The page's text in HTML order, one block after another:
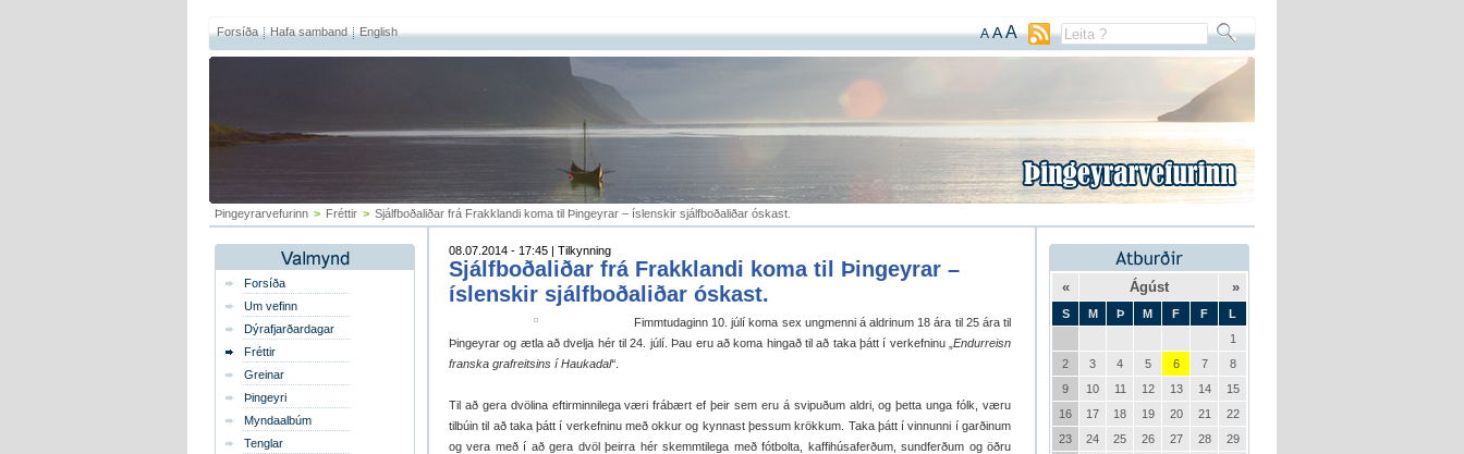
Forsíða Hafa samband English A AA
Þingeyrarvefurinn > Fréttir > Sjálfboðaliðar frá Frakklandi koma til Þingeyrar – íslenskir sjálfboðaliðar óskast.
Forsíða
Um vefinn
Dýrafjarðardagar
Fréttir
Greinar
Þingeyri
Myndaalbúm
Tenglar
08.07.2014 - 17:45 | Tilkynning
Sjálfboðaliðar frá Frakklandi koma til Þingeyrar –
íslenskir sjálfboðaliðar óskast.
Fimmtudaginn 10. júlí koma sex ungmenni á aldrinum 18 ára til 25 ára til
Þingeyrar og ætla að dvelja hér til 24. júlí. Þau eru að koma hingað til að taka þátt í verkefninu „ Endurreisn
franska grafreitsins í Haukadal“
Til að gera dvölina eftirminnilega væri frábært ef þeir sem eru á svipuðum aldri, og þetta unga fólk, væru
tilbúin til að taka þátt í verkefninu með okkur og kynnast þessum krökkum. Taka þátt í vinnunni í garðinum
og vera með í að gera dvöl þeirra hér skemmtilega með fótbolta, kaffihúsaferðum, sundferðum og öðru
« Ágúst »
S M Þ M F F
L
1
2
3 4 5 6 7
8
9
10 11 12 13 14
15
16
17 18 19 20 21
22
23
24 25 26 27 28
29